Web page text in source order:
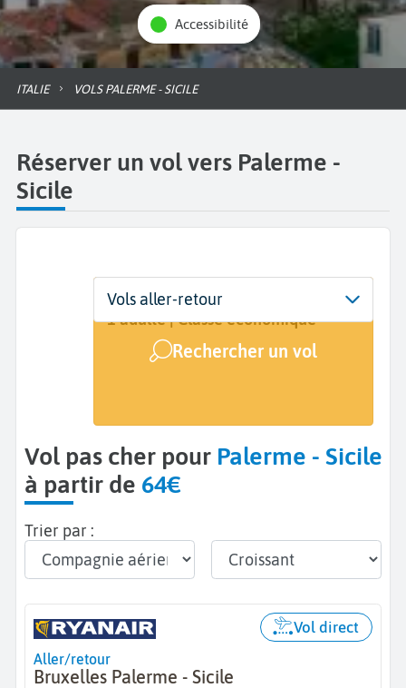
Accessibilité
ITALIE VOLS PALERME - SICILE
Réserver un vol vers Palerme -
Sicile
Départ
De...
Dates
Dates de votre voyage
Voyageurs | Classe
1 adulte | Classe économique
Rechercher un vol
Vols aller-retour
Vol pas cher pour Palerme - Sicile
à partir de 64€
Trier par :
Aller/retour
Bruxelles Palerme - Sicile
Vol direct